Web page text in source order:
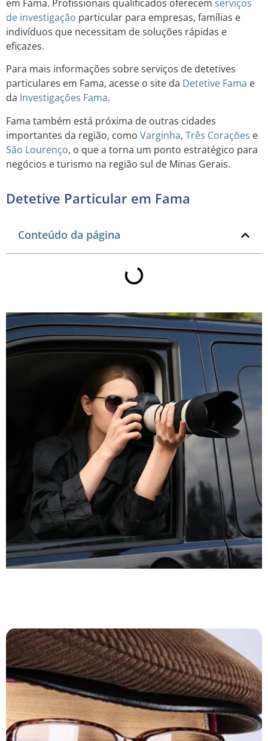
em Fama. Profissionais qualificados oferecem serviços
de investigação particular para empresas, famílias e
indivíduos que necessitam de soluções rápidas e
eficazes.
Para mais informações sobre serviços de detetives
particulares em Fama, acesse o site da Detetive Fama e
da Investigações Fama.
Fama também está próxima de outras cidades
importantes da região, como Varginha, Três Corações e
São Lourenço, o que a torna um ponto estratégico para
negócios e turismo na região sul de Minas Gerais.
Detetive Particular em Fama
Conteúdo da página